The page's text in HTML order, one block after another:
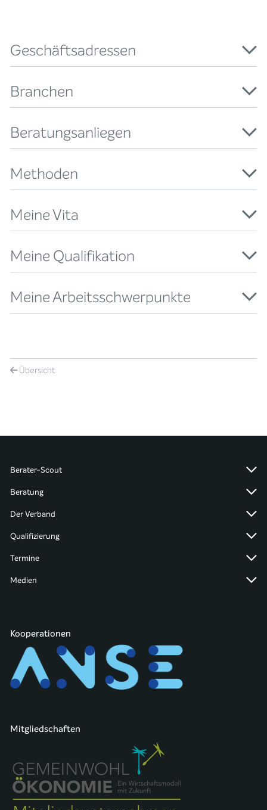
Geschäftsadressen
Branchen
Beratungsanliegen
Methoden
Meine Vita
Meine Qualifikation
Meine Arbeitsschwerpunkte
Übersicht
Berater-Scout
Beratung
Der Verband
Qualifizierung
Termine
Medien
Kooperationen
Mitgliedschaften